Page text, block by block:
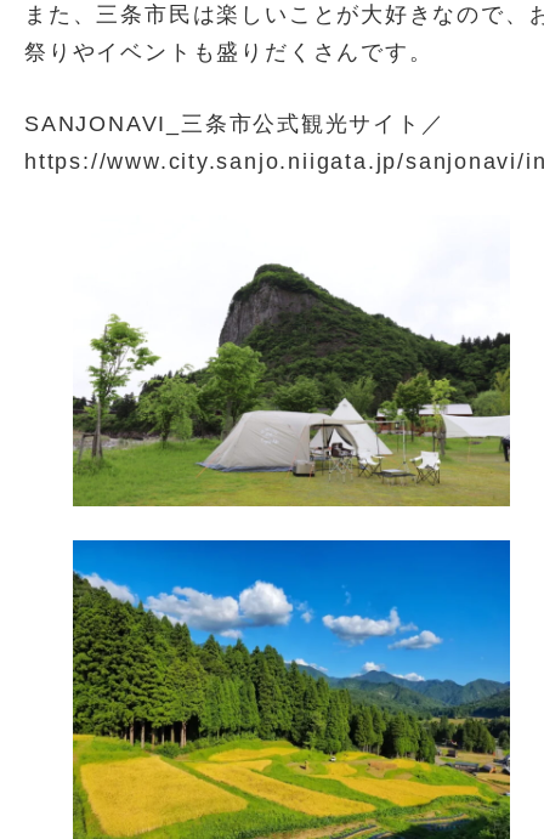
また、三条市民は楽しいことが大好きなので、
祭りやイベントも盛りだくさんです。
SANJONAVI_三条市公式観光サイト／
https://www.city.sanjo.niigata.jp/sanjonavi/